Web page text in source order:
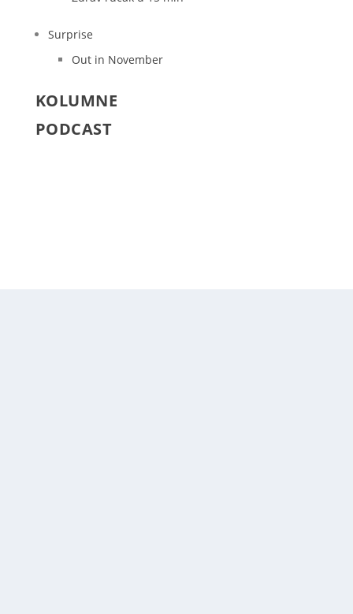
Surprise
Out in November
KOLUMNE
PODCAST